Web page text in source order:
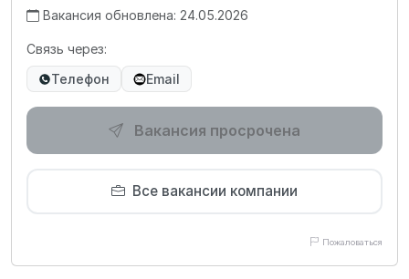
Вакансия обновлена: 24.05.2026
Связь через:
Телефон
Email
Вакансия просрочена
Все вакансии компании
Пожаловаться